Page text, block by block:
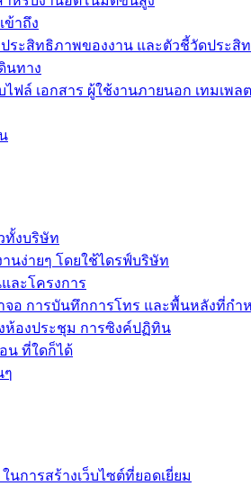
ข้าถึง
ระสิทธิภาพของงาน และตัวชี้วัดประสิ
นทาง
ฟล์ เอกสาร ผู้ใช้งานภายนอก เทมเพล
ทั้งบริษัท
นง่ายๆ โดยใช้ไดรฟ์บริษัท
ละโครงการ
อ การบันทึกการโทร และพื้นหลังที่กำ
ห้องประชุม การซิงค์ปฏิทิน
น ที่ใดก็ได้
ๆ
นการสร้างเว็บไซต์ที่ยอดเยี่ยม